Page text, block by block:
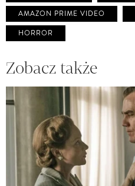
AMAZON PRIME VIDEO
HORROR
Zobacz także